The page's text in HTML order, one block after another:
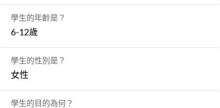
學生的年齡是？
6-12歲
學生的性別是？
女性
學生的目的為何？